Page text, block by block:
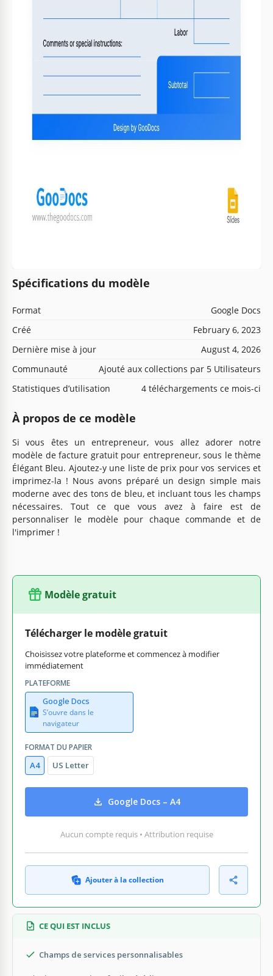
Spécifications du modèle
Format
Google Docs
Créé
February 6, 2023
Dernière mise à jour
August 4, 2026
Communauté
Ajouté aux collections par 5 Utilisateurs
Statistiques d’utilisation
4 téléchargements ce mois-ci
À propos de ce modèle
Si vous êtes un entrepreneur, vous allez adorer notre
modèle de facture gratuit pour entrepreneur, sous le thème
Élégant Bleu. Ajoutez-y une liste de prix pour vos services et
imprimez-la ! Nous avons préparé un design simple mais
moderne avec des tons de bleu, et incluant tous les champs
nécessaires. Tout ce que vous avez à faire est de
personnaliser le modèle pour chaque commande et de
l'imprimer !
Modèle gratuit
Télécharger le modèle gratuit
Choisissez votre plateforme et commencez à modifier
immédiatement
PLATEFORME
Google Docs
S’ouvre dans le
navigateur
FORMAT DU PAPIER
A4 US Letter
Google Docs – A4
Aucun compte requis • Attribution requise
Ajouter à la collection
CE QUI EST INCLUS
Champs de services personnalisables